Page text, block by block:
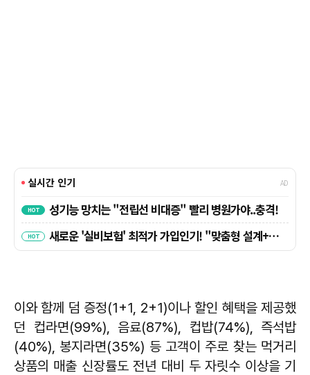
이와 함께 덤 증정(1+1, 2+1)이나 할인 혜택을 제공했
던 컵라면(99%), 음료(87%), 컵밥(74%), 즉석밥
(40%), 봉지라면(35%) 등 고객이 주로 찾는 먹거리
상품의 매출 신장률도 전년 대비 두 자릿수 이상을 기